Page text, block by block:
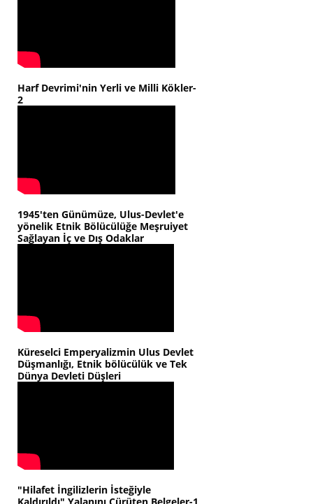
Harf Devrimi'nin Yerli ve Milli Kökler-
2
1945'ten Günümüze, Ulus-Devlet'e
yönelik Etnik Bölücülüğe Meşruiyet
Sağlayan İç ve Dış Odaklar
Küreselci Emperyalizmin Ulus Devlet
Düşmanlığı, Etnik bölücülük ve Tek
Dünya Devleti Düşleri
"Hilafet İngilizlerin İsteğiyle